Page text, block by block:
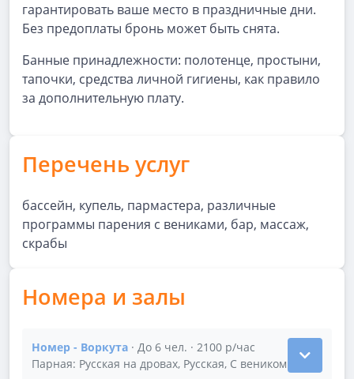
гарантировать ваше место в праздничные дни.
Без предоплаты бронь может быть снята.
Банные принадлежности: полотенце, простыни,
тапочки, средства личной гигиены, как правило
за дополнительную плату.
Перечень услуг
бассейн, купель, пармастера, различные
программы парения с вениками, бар, массаж,
скрабы
Номера и залы
Номер - Воркута · До 6 чел. · 2100 р/час
Парная: Русская на дровах, Русская, С веником
Показать подробности зала Номер - Воркута